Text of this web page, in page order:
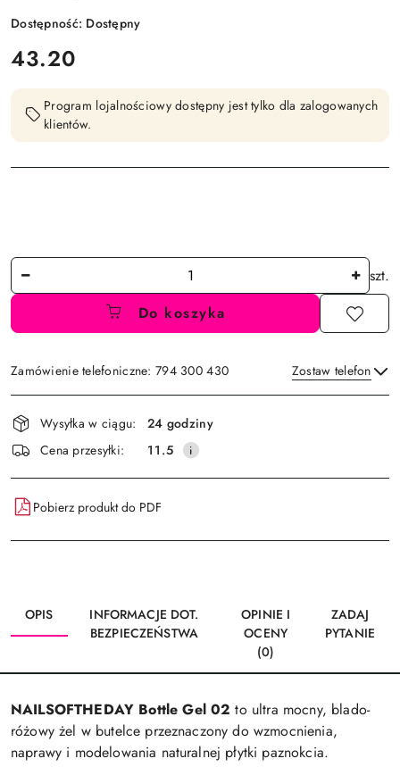
Dostępność: Dostępny
cena:
43.20
Program lojalnościowy dostępny jest tylko dla zalogowanych
klientów.
Ilość
szt.
Do koszyka
Zamówienie telefoniczne: 794 300 430 Zostaw telefon
Wyślij
Dostępność
i
dostawa
Wysyłka w ciągu:
24 godziny
Cena przesyłki:
11.5
Pobierz produkt do PDF
OPIS
INFORMACJE DOT.
BEZPIECZEŃSTWA
OPINIE I
OCENY
(0)
ZADAJ
PYTANIE
NAILSOFTHEDAY Bottle Gel 02 to ultra mocny, blado-
różowy żel w butelce przeznaczony do wzmocnienia,
naprawy i modelowania naturalnej płytki paznokcia.